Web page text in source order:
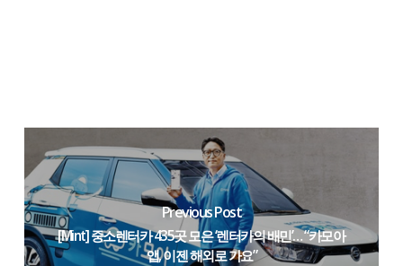
Previous Post
[Mint] 중소렌터카 435곳 모은 ‘렌터카의 배민’… “카모아
앱, 이젠 해외로 가요”